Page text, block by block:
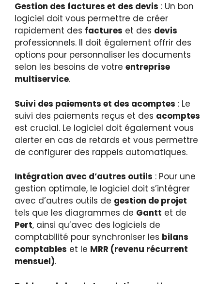
Gestion des factures et des devis : Un bon
logiciel doit vous permettre de créer
rapidement des factures et des devis
professionnels. Il doit également offrir des
options pour personnaliser les documents
selon les besoins de votre entreprise
multiservice.
Suivi des paiements et des acomptes : Le
suivi des paiements reçus et des acomptes
est crucial. Le logiciel doit également vous
alerter en cas de retards et vous permettre
de configurer des rappels automatiques.
Intégration avec d’autres outils : Pour une
gestion optimale, le logiciel doit s’intégrer
avec d’autres outils de gestion de projet
tels que les diagrammes de Gantt et de
Pert, ainsi qu’avec des logiciels de
comptabilité pour synchroniser les bilans
comptables et le MRR (revenu récurrent
mensuel).